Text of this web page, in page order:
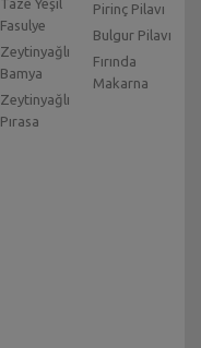
Taze Yeşil
Fasulye
Zeytinyağlı
Bamya
Zeytinyağlı
Pırasa
Pirinç Pilavı
Bulgur Pilavı
Fırında
Makarna